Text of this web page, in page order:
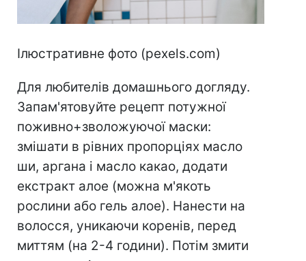
Ілюстративне фото (pexels.com)⠀
Для любителів домашнього догляду.
Запам'ятовуйте рецепт потужної
поживно+зволожуючої маски:
змішати в рівних пропорціях масло
ши, аргана і масло какао, додати
екстракт алое (можна м'якоть
рослини або гель алое). Нанести на
волосся, уникаючи коренів, перед
миттям (на 2-4 години). Потім змити